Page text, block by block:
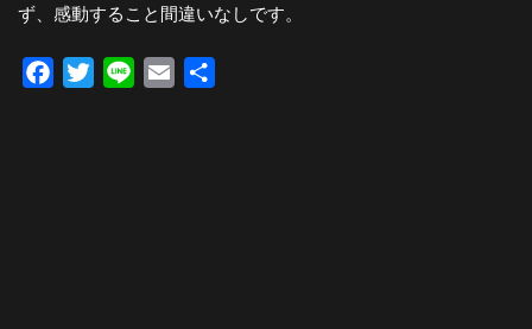
ず、感動すること間違いなしです。
Facebook
TwitterLine Email